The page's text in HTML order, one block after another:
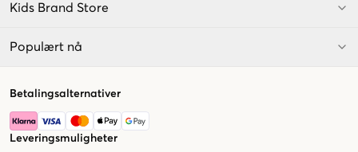
Kids Brand Store
Populært nå
Betalingsalternativer
Leveringsmuligheter